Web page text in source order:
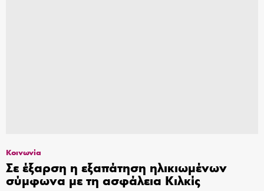
Κοινωνία
Σε έξαρση η εξαπάτηση ηλικιωμένων
σύμφωνα με τη ασφάλεια Κιλκίς